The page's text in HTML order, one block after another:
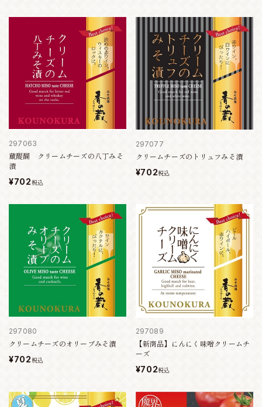
297063
蔵醍醐 クリームチーズの八丁みそ
漬
¥702税込
297077
クリームチーズのトリュフみそ漬
¥702税込
297080
クリームチーズのオリーブみそ漬
¥702税込
297089
【新商品】にんにく味噌クリームチ
ーズ
¥702税込